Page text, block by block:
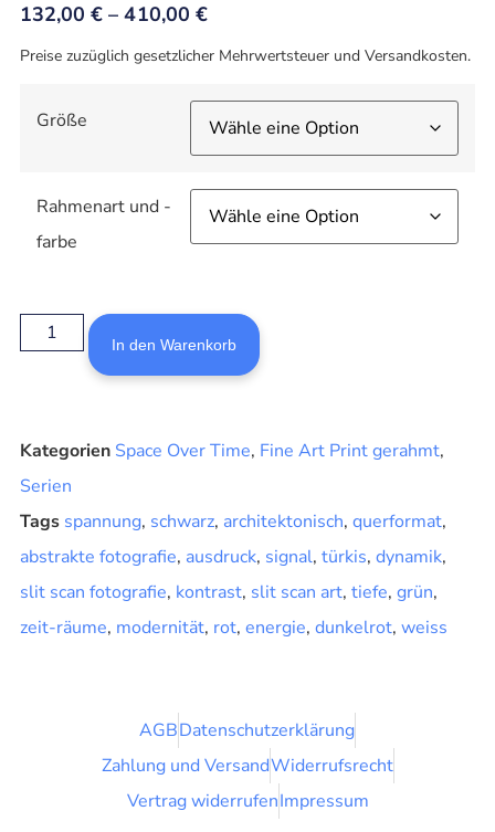
132,00€ –410,00 €
Preise zuzüglich gesetzlicher Mehrwertsteuer und Versandkosten.
Größe
Rahmenart und -
farbe
In den Warenkorb
Kategorien Space Over Time, Fine Art Print gerahmt,
Serien
Tags spannung, schwarz, architektonisch, querformat,
abstrakte fotografie, ausdruck, signal, türkis, dynamik,
slit scan fotografie, kontrast, slit scan art, tiefe, grün,
zeit-räume, modernität, rot, energie, dunkelrot, weiss
AGBDatenschutzerklärung
Zahlung und VersandWiderrufsrecht
Vertrag widerrufenImpressum